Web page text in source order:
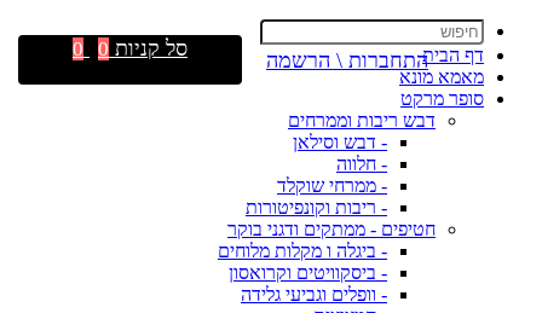
דף הבית
מאמא מונא
סופר מרקט
דבש ריבות וממרחים
- דבש וסילאן
- חלווה
- ממרחי שוקלד
- ריבות וקונפיטורות
חטיפים - ממתקים ודגני בוקר
- ביגלה ו מקלות מלוחים
- ביסקוויטים וקרואסון
- וופלים וגביעי גלידה
התחברות \ הרשמה סל קניות 0
0